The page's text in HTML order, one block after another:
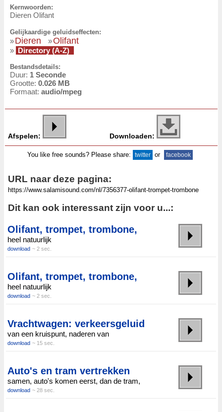
Kernwoorden:
Dieren Olifant
Gelijkaardige geluidseffecten:
»Dieren »Olifant
» Directory (A-Z)
Bestandsdetails:
Duur: 1 Seconde
Grootte: 0.026 MB
Formaat: audio/mpeg
Afspelen: Downloaden:
You like free sounds? Please share: twitter or facebook
URL naar deze pagina:
Dit kan ook interessant zijn voor u...:
Olifant, trompet, trombone,
heel natuurlijk
download ~ 2 sec.
Olifant, trompet, trombone,
heel natuurlijk
download ~ 2 sec.
Vrachtwagen: verkeersgeluid
van een kruispunt, naderen van
download ~ 15 sec.
Auto's en tram vertrekken
samen, auto's komen eerst, dan de tram,
download ~ 28 sec.